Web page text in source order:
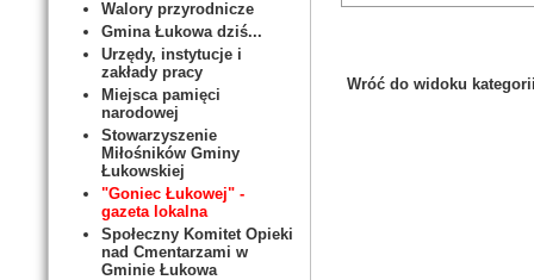
Walory przyrodnicze
Gmina Łukowa dziś...
Urzędy, instytucje i
zakłady pracy
Miejsca pamięci
narodowej
Stowarzyszenie
Miłośników Gminy
Łukowskiej
"Goniec Łukowej" -
gazeta lokalna
Społeczny Komitet Opieki
nad Cmentarzami w
Gminie Łukowa
Wróć do widoku